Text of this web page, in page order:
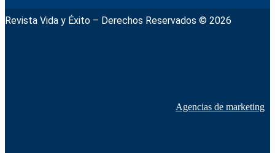
Revista Vida y Éxito – Derechos Reservados © 2026
Agencias de marketing